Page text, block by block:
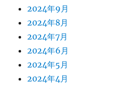
2024年9月
2024年8月
2024年7月
2024年6月
2024年5月
2024年4月